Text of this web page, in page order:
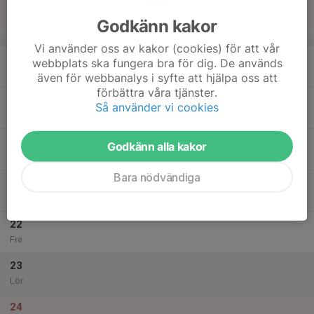
v.21
20
Ons
22
Fre
23
Lör
24
Godkänn kakor
Vi använder oss av kakor (cookies) för att vår
webbplats ska fungera bra för dig. De används
även för webbanalys i syfte att hjälpa oss att
förbättra våra tjänster.
Så använder vi cookies
Godkänn alla kakor
Bara nödvändiga